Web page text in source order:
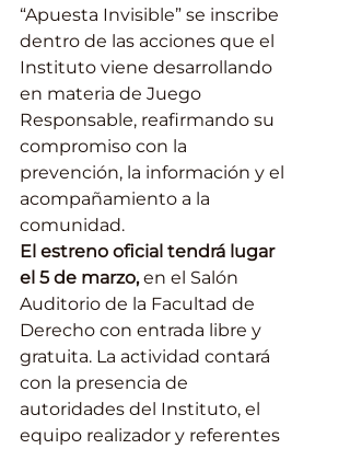
“Apuesta Invisible” se inscribe
dentro de las acciones que el
Instituto viene desarrollando
en materia de Juego
Responsable, reafirmando su
compromiso con la
prevención, la información y el
acompañamiento a la
comunidad.
El estreno oficial tendrá lugar
el 5 de marzo, en el Salón
Auditorio de la Facultad de
Derecho con entrada libre y
gratuita. La actividad contará
con la presencia de
autoridades del Instituto, el
equipo realizador y referentes